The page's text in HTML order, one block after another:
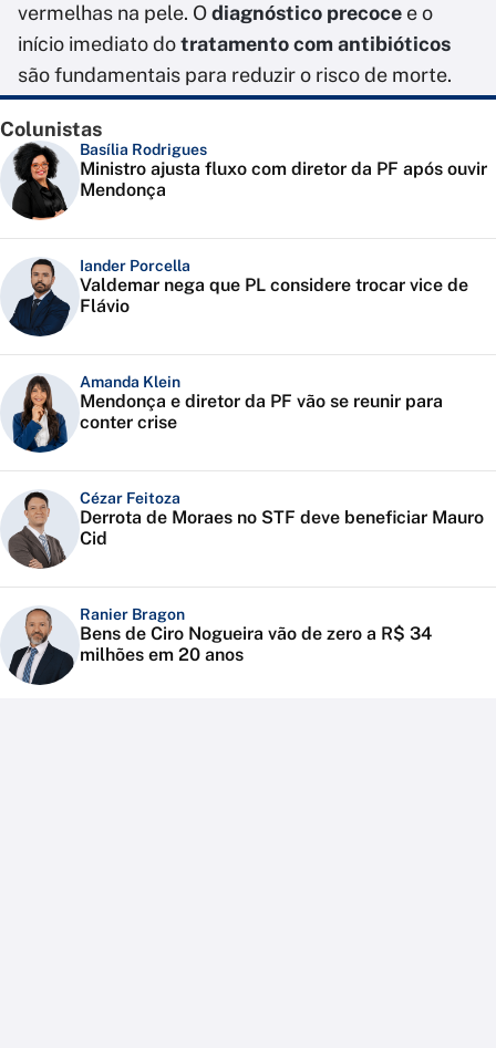
vermelhas na pele. Odiagnóstico precoce e o
início imediato dotratamento com antibióticos
são fundamentais para reduzir o risco de morte.
Colunistas
Basília Rodrigues
Ministro ajusta fluxo com diretor da PF após ouvir
Mendonça
Iander Porcella
Valdemar nega que PL considere trocar vice de
Flávio
Amanda Klein
Mendonça e diretor da PF vão se reunir para
conter crise
Cézar Feitoza
Derrota de Moraes no STF deve beneficiar Mauro
Cid
Ranier Bragon
Bens de Ciro Nogueira vão de zero a R$ 34
milhões em 20 anos